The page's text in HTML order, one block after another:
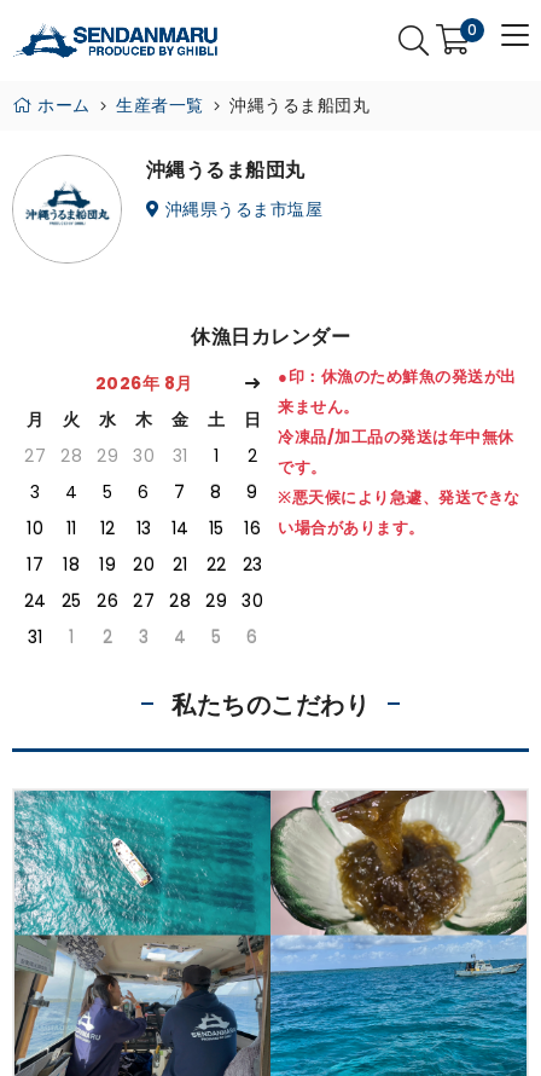
0
ホーム 生産者一覧 沖縄うるま船団丸
沖縄うるま船団丸
沖縄県うるま市塩屋
休漁日カレンダー
2026年 8月
月
火 水 木 金 土
日
27
28 29 30 31 1
2
3
4 5 6 7 8
9
10
11 12 13 14 15
16
17
18 19 20 21 22
23
24
25 26 27 28 29
30
31
1 2 3 4 5 6
●印：休漁のため鮮魚の発送が出
来ません。
冷凍品/加工品の発送は年中無休
です。
※悪天候により急遽、発送できな
い場合があります。
私たちのこだわり